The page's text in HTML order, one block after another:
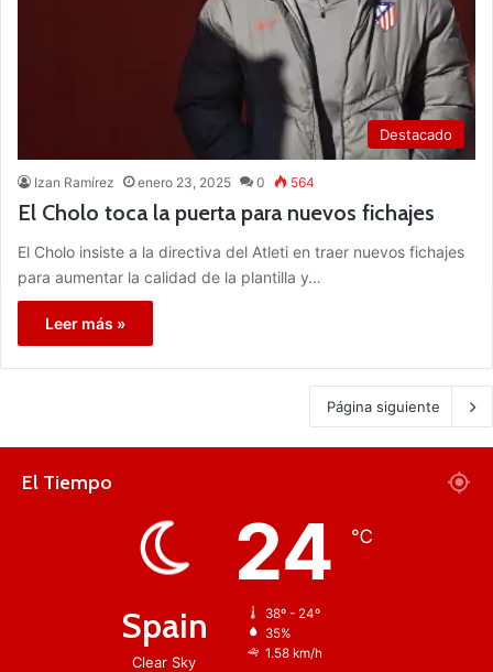
Destacado
Izan Ramírez enero 23, 2025 0 564
El Cholo toca la puerta para nuevos fichajes
El Cholo insiste a la directiva del Atleti en traer nuevos fichajes
para aumentar la calidad de la plantilla y…
Leer más »
Página siguiente
El Tiempo
Spain
Clear Sky
24 ℃
38º - 24º
35%
1.58 km/h